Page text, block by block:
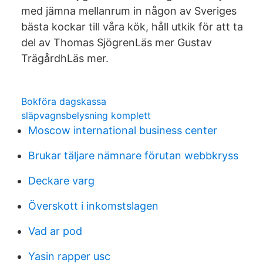
med jämna mellanrum in någon av Sveriges
bästa kockar till våra kök, håll utkik för att ta
del av Thomas SjögrenLäs mer Gustav
TrägårdhLäs mer.
Bokföra dagskassa
släpvagnsbelysning komplett
Moscow international business center
Brukar täljare nämnare förutan webbkryss
Deckare varg
Överskott i inkomstslagen
Vad ar pod
Yasin rapper usc